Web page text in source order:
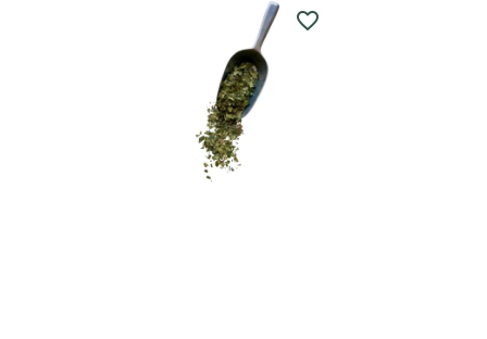
favorite_border